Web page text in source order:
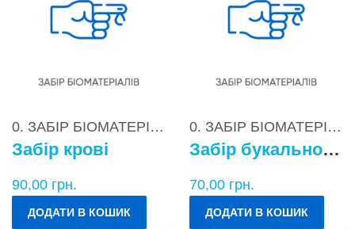
0. ЗАБІР БІОМАТЕРІАЛІВ
Забір крові
90,00 грн.
ДОДАТИ В КОШИК
0. ЗАБІР БІОМАТЕРІАЛІВ
Забір букального епітелію
70,00 грн.
ДОДАТИ В КОШИК